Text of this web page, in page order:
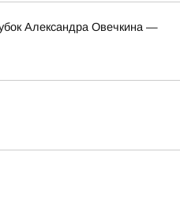
Александра Овечкина —